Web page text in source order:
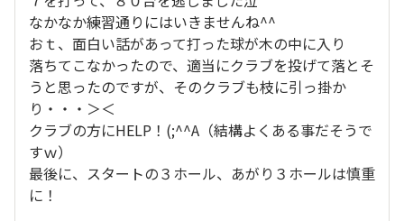
なかなか練習通りにはいきませんね^^
おｔ、面白い話があって打った球が木の中に入り
落ちてこなかったので、適当にクラブを投げて落とそ
うと思ったのですが、そのクラブも枝に引っ掛か
り・・・＞＜
クラブの方にHELP！(;^^A（結構よくある事だそうで
すｗ）
最後に、スタートの３ホール、あがり３ホールは慎重
に！